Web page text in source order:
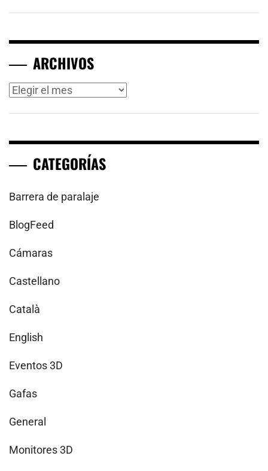
ARCHIVOS
Archivos
CATEGORÍAS
Barrera de paralaje
BlogFeed
Cámaras
Castellano
Català
English
Eventos 3D
Gafas
General
Monitores 3D